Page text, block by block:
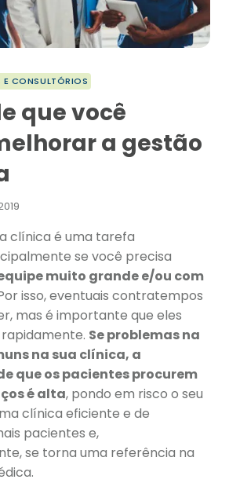
CONSULTÓRIOS
que você
a gestão
clínica é uma tarefa
se você precisa
muito grande e/ou com
isso, eventuais contratempos
mas é importante que eles
Se problemas na
na sua clínica, a
que os pacientes procurem
é alta, pondo em risco o seu
clínica eficiente e de
pacientes e,
se torna uma referência na